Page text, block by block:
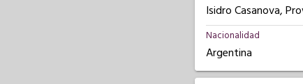
Isidro Casanova,
Nacionalidad
Argentina